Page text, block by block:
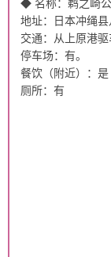
地址：日本冲绳
交通：从上原港驱
停车场：有。
餐饮（附近）：是
厕所：有